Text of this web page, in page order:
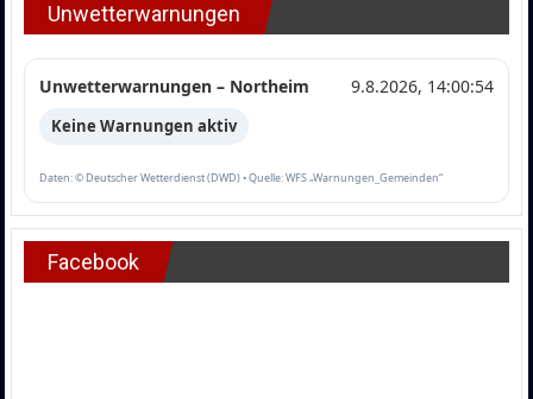
Unwetterwarnungen
Unwetterwarnungen – Northeim 9.8.2026, 14:00:54
Keine Warnungen aktiv
Daten: © Deutscher Wetterdienst (DWD) • Quelle: WFS „Warnungen_Gemeinden“
Facebook